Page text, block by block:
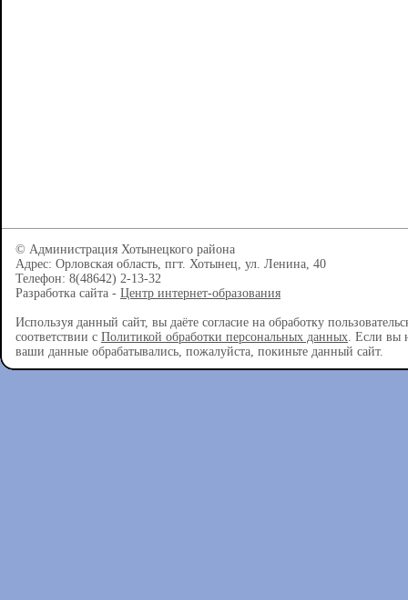
© Администрация Хотынецкого района
Адрес: Орловская область, пгт. Хотынец, ул. Ленина, 40
Телефон: 8(48642) 2-13-32
Разработка сайта - Центр интернет-образования
Используя данный сайт, вы даёте согласие на обработку
соответствии с Политикой обработки персональных данных. Если вы
ваши данные обрабатывались, пожалуйста, покиньте данный сайт.